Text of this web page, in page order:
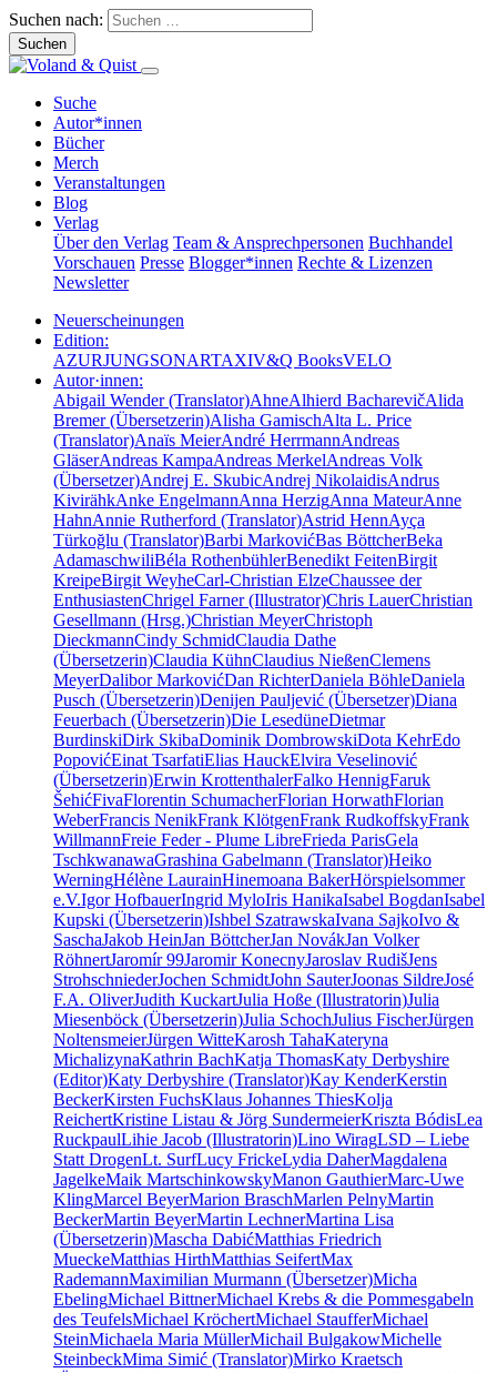
Suchen nach:
Suche
Autor*innen
Bücher
Merch
Veranstaltungen
Blog
Verlag
Über den Verlag Team & Ansprechpersonen Buchhandel
Vorschauen Presse Blogger*innen Rechte & Lizenzen
Newsletter
Neuerscheinungen
Edition:
AZURJUNGSONARTAXIV&Q BooksVELO
Autor·innen:
Abigail Wender (Translator)AhneAlhierd BacharevičAlida
Bremer (Übersetzerin)Alisha GamischAlta L. Price
(Translator)Anaïs MeierAndré HerrmannAndreas
GläserAndreas KampaAndreas MerkelAndreas Volk
(Übersetzer)Andrej E. SkubicAndrej NikolaidisAndrus
KivirähkAnke EngelmannAnna HerzigAnna MateurAnne
HahnAnnie Rutherford (Translator)Astrid HennAyça
Türkoğlu (Translator)Barbi MarkovićBas BöttcherBeka
AdamaschwiliBéla RothenbühlerBenedikt FeitenBirgit
KreipeBirgit WeyheCarl-Christian ElzeChaussee der
EnthusiastenChrigel Farner (Illustrator)Chris LauerChristian
Gesellmann (Hrsg.)Christian MeyerChristoph
DieckmannCindy SchmidClaudia Dathe
(Übersetzerin)Claudia KühnClaudius NießenClemens
MeyerDalibor MarkovićDan RichterDaniela BöhleDaniela
Pusch (Übersetzerin)Denijen Pauljević (Übersetzer)Diana
Feuerbach (Übersetzerin)Die LesedüneDietmar
BurdinskiDirk SkibaDominik DombrowskiDota KehrEdo
PopovićEinat TsarfatiElias HauckElvira Veselinović
(Übersetzerin)Erwin KrottenthalerFalko HennigFaruk
ŠehićFivaFlorentin SchumacherFlorian HorwathFlorian
WeberFrancis NenikFrank KlötgenFrank RudkoffskyFrank
WillmannFreie Feder - Plume LibreFrieda ParisGela
TschkwanawaGrashina Gabelmann (Translator)Heiko
WerningHélène LaurainHinemoana BakerHörspielsommer
e.V.Igor HofbauerIngrid MyloIris HanikaIsabel BogdanIsabel
Kupski (Übersetzerin)Ishbel SzatrawskaIvana SajkoIvo &
SaschaJakob HeinJan BöttcherJan NovákJan Volker
RöhnertJaromír 99Jaromir KonecnyJaroslav RudišJens
StrohschniederJochen SchmidtJohn SauterJoonas SildreJosé
F.A. OliverJudith KuckartJulia Hoße (Illustratorin)Julia
Miesenböck (Übersetzerin)Julia SchochJulius FischerJürgen
NoltensmeierJürgen WitteKarosh TahaKateryna
MichalizynaKathrin BachKatja ThomasKaty Derbyshire
(Editor)Katy Derbyshire (Translator)Kay KenderKerstin
BeckerKirsten FuchsKlaus Johannes ThiesKolja
ReichertKristine Listau & Jörg SundermeierKriszta BódisLea
RuckpaulLihie Jacob (Illustratorin)Lino WiragLSD – Liebe
Statt DrogenLt. SurfLucy FrickeLydia DaherMagdalena
JagelkeMaik MartschinkowskyManon GauthierMarc-Uwe
KlingMarcel BeyerMarion BraschMarlen PelnyMartin
BeckerMartin BeyerMartin LechnerMartina Lisa
(Übersetzerin)Mascha DabićMatthias Friedrich
MueckeMatthias HirthMatthias SeifertMax
RademannMaximilian Murmann (Übersetzer)Micha
EbelingMichael BittnerMichael Krebs & die Pommesgabeln
des TeufelsMichael KröchertMichael StaufferMichael
SteinMichaela Maria MüllerMichail BulgakowMichelle
SteinbeckMima Simić (Translator)Mirko Kraetsch